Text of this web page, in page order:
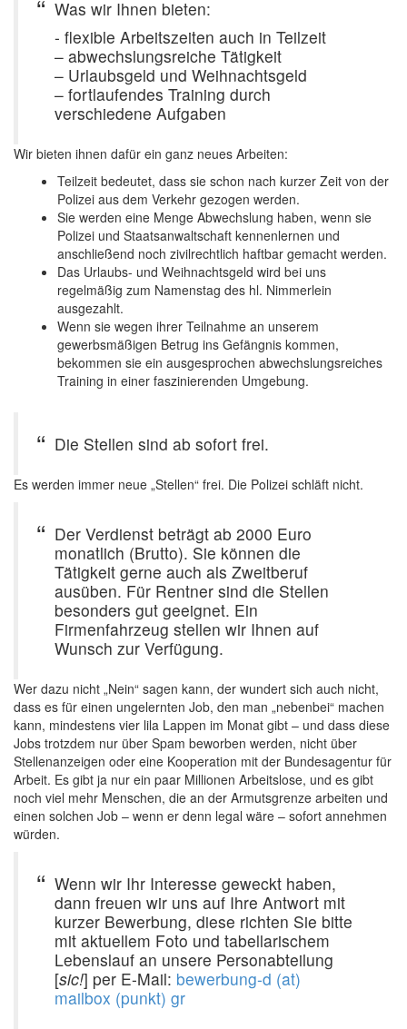
Was wir Ihnen bieten:
- flexible Arbeitszeiten auch in Teilzeit
– abwechslungsreiche Tätigkeit
– Urlaubsgeld und Weihnachtsgeld
– fortlaufendes Training durch
verschiedene Aufgaben
Wir bieten ihnen dafür ein ganz neues Arbeiten:
Teilzeit bedeutet, dass sie schon nach kurzer Zeit von der
Polizei aus dem Verkehr gezogen werden.
Sie werden eine Menge Abwechslung haben, wenn sie
Polizei und Staatsanwaltschaft kennenlernen und
anschließend noch zivilrechtlich haftbar gemacht werden.
Das Urlaubs- und Weihnachtsgeld wird bei uns
regelmäßig zum Namenstag des hl. Nimmerlein
ausgezahlt.
Wenn sie wegen ihrer Teilnahme an unserem
gewerbsmäßigen Betrug ins Gefängnis kommen,
bekommen sie ein ausgesprochen abwechslungsreiches
Training in einer faszinierenden Umgebung.
Die Stellen sind ab sofort frei.
Es werden immer neue „Stellen“ frei. Die Polizei schläft nicht.
Der Verdienst beträgt ab 2000 Euro
monatlich (Brutto). Sie können die
Tätigkeit gerne auch als Zweitberuf
ausüben. Für Rentner sind die Stellen
besonders gut geeignet. Ein
Firmenfahrzeug stellen wir Ihnen auf
Wunsch zur Verfügung.
Wer dazu nicht „Nein“ sagen kann, der wundert sich auch nicht,
dass es für einen ungelernten Job, den man „nebenbei“ machen
kann, mindestens vier lila Lappen im Monat gibt – und dass diese
Jobs trotzdem nur über Spam beworben werden, nicht über
Stellenanzeigen oder eine Kooperation mit der Bundesagentur für
Arbeit. Es gibt ja nur ein paar Millionen Arbeitslose, und es gibt
noch viel mehr Menschen, die an der Armutsgrenze arbeiten und
einen solchen Job – wenn er denn legal wäre – sofort annehmen
würden.
Wenn wir Ihr Interesse geweckt haben,
dann freuen wir uns auf Ihre Antwort mit
kurzer Bewerbung, diese richten Sie bitte
mit aktuellem Foto und tabellarischem
Lebenslauf an unsere Personabteilung
[sic!] per E-Mail: bewerbung-d (at)
mailbox (punkt) gr